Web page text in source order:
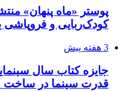
پوستر «ماه پنهان»
کودک‌ربایی و فروپاشی
3 هفته پیش
جایزه کتاب سال
قدرت سینما در ساخت